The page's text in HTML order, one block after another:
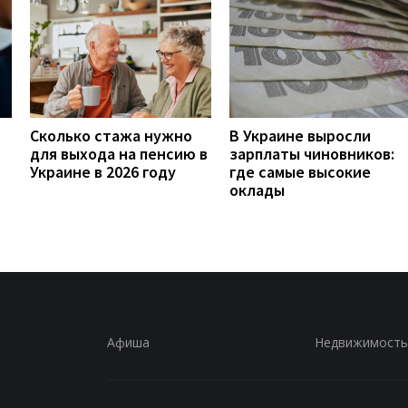
Сколько стажа нужно
для выхода на пенсию в
Украине в 2026 году
В Украине выросли
зарплаты чиновников:
где самые высокие
оклады
Афиша Недвижимость